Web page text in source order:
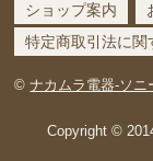
ショップ案内
特定商取引法に関
©ナカムラ電器-ソ
Copyright ©